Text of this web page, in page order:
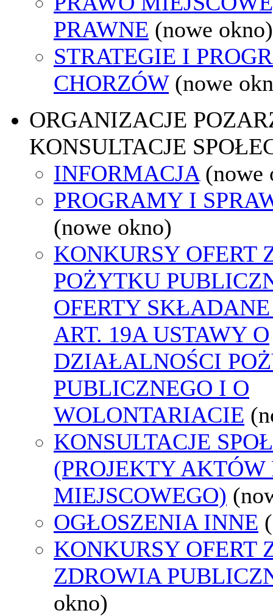
PRAWNE (nowe okno)
STRATEGIE I
CHORZÓW (nowe
ORGANIZACJE
KONSULTACJE
INFORMACJA (nowe
PROGRAMY I
(nowe okno)
KONKURSY OFERT
POŻYTKU
OFERTY
ART. 19A USTAWY O
DZIAŁALNOŚCI
PUBLICZNEGO I O
WOLONTARIACIE
KONSULTACJE
(PROJEKTY AKTÓW
MIEJSCOWEGO)
OGŁOSZENIA INNE
KONKURSY OFERT
ZDROWIA
okno)